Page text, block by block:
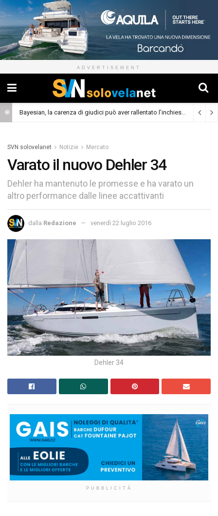
ADVERTISEMENT
Bayesian, la carenza di giudici può aver rallentato l’inchiesta (Cronaca)
SVN solovelanet Notizie Mercato
Varato il nuovo Dehler 34
Dehler ha mantenuto le promesse e ha varato un
altro performance dalle linee accattivanti
dalla Redazione venerdì 22 luglio 2016
Dehler 34
PUBBLICITÀ